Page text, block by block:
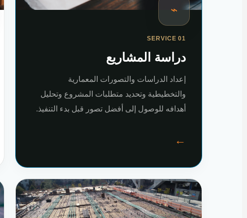
⌁
SERVICE 01
دراسة المشاريع
إعداد الدراسات والتصورات المعمارية
والتخطيطية وتحديد متطلبات المشروع وتحليل
أهدافه للوصول إلى أفضل تصور قبل بدء التنفيذ.
←